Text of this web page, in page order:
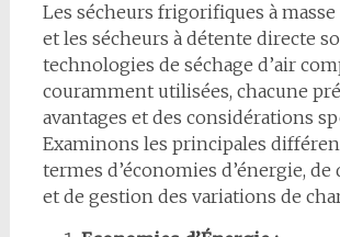
Les sécheurs frigorifiques à
et les sécheurs à détente directe
technologies de séchage d’air
couramment utilisées, chacune
avantages et des considérations
Examinons les principales
termes d’économies d’énergie, de
et de gestion des variations de